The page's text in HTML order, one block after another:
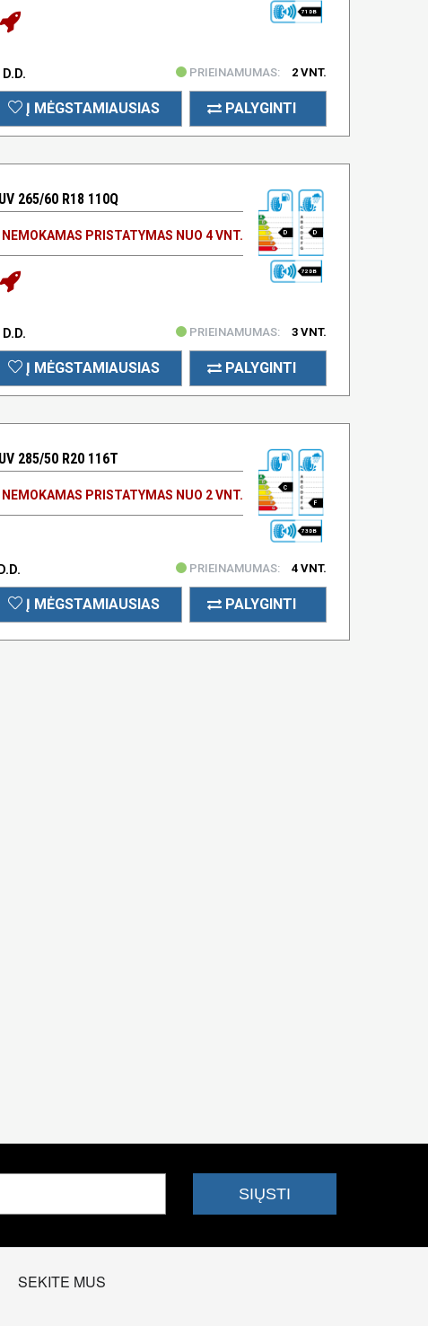
71 DB
PRIEINAMUMAS: 2 VNT.
Į MĖGSTAMIAUSIAS PALYGINTI
265/60 R18 110Q
NEMOKAMAS PRISTATYMAS NUO 4 VNT. D D
72 DB
PRIEINAMUMAS: 3 VNT.
Į MĖGSTAMIAUSIAS PALYGINTI
285/50 R20 116T
NEMOKAMAS PRISTATYMAS NUO 2 VNT.
C
F
73 DB
PRIEINAMUMAS: 4 VNT.
Į MĖGSTAMIAUSIAS PALYGINTI
SEKITE MUS